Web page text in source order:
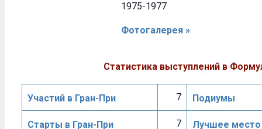
1975-1977
Фотогалерея »
Статистика выступлений в
Участий в Гран-При 7 Подиумы
Старты в Гран-При 7 Лучшее место